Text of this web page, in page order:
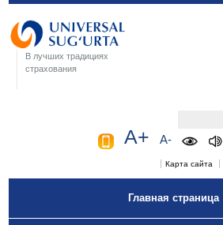
В лучших традициях
страхования
A+ A-
Карта сайта
Главная страница